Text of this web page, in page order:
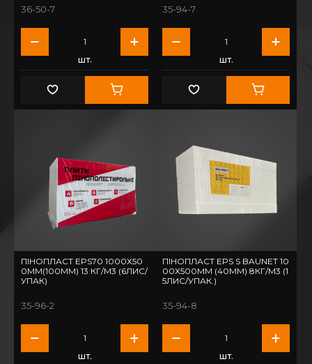
36-50-7
шт.
35-94-7
шт.
ПІНОПЛАСТ EPS70 1000Х50
0ММ(100ММ) 13 КГ/М3 (6ЛИС/
УПАК)
35-96-2
шт.
ПІНОПЛАСТ EPS S BAUNET 10
00Х500ММ (40ММ) 8КГ/М3 (1
5ЛИС/УПАК.)
35-94-8
шт.